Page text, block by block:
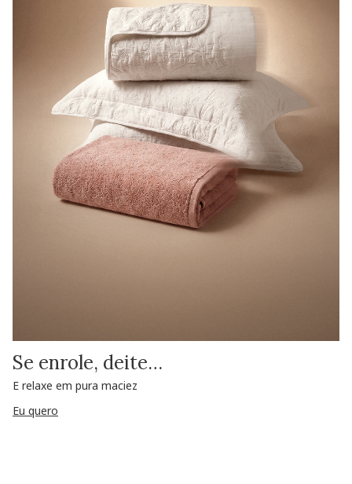
Se enrole, deite…
E relaxe em pura maciez
Eu quero